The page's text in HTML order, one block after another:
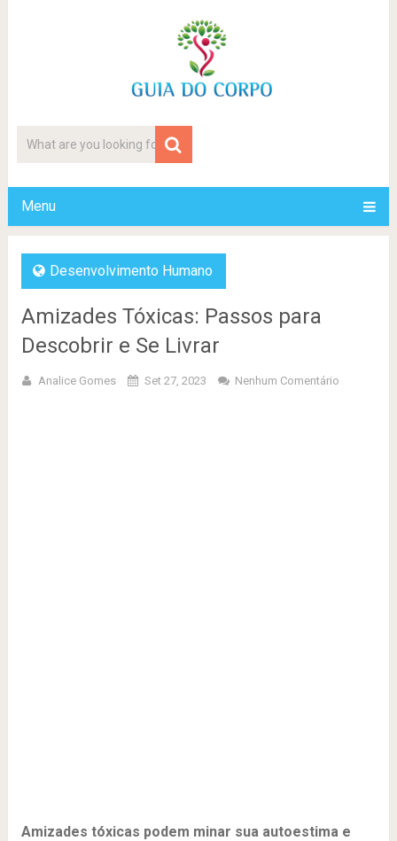
Menu
Desenvolvimento Humano
Amizades Tóxicas: Passos para
Descobrir e Se Livrar
Analice Gomes Set 27, 2023 Nenhum Comentário
Amizades tóxicas podem minar sua autoestima e